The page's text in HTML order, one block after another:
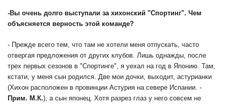
-Вы очень долго выступали за хихонский "Спортинг". Чем
объясняется верность этой команде?
- Прежде всего тем, что там не хотели меня отпускать, часто
отвергая предложения от других клубов. Лишь однажды, после
трех первых сезонов в "Спортинге", я уехал на год в Японию. Там,
кстати, у меня сын родился. Две мои дочки, выходит, астурианки
(Хихон расположен в провинции Астурия на севере Испании. -
Прим. М.К.), а сын японец. Хотя разрез глаз у него совсем не